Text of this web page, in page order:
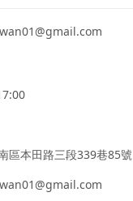
區本田路三段339巷85號